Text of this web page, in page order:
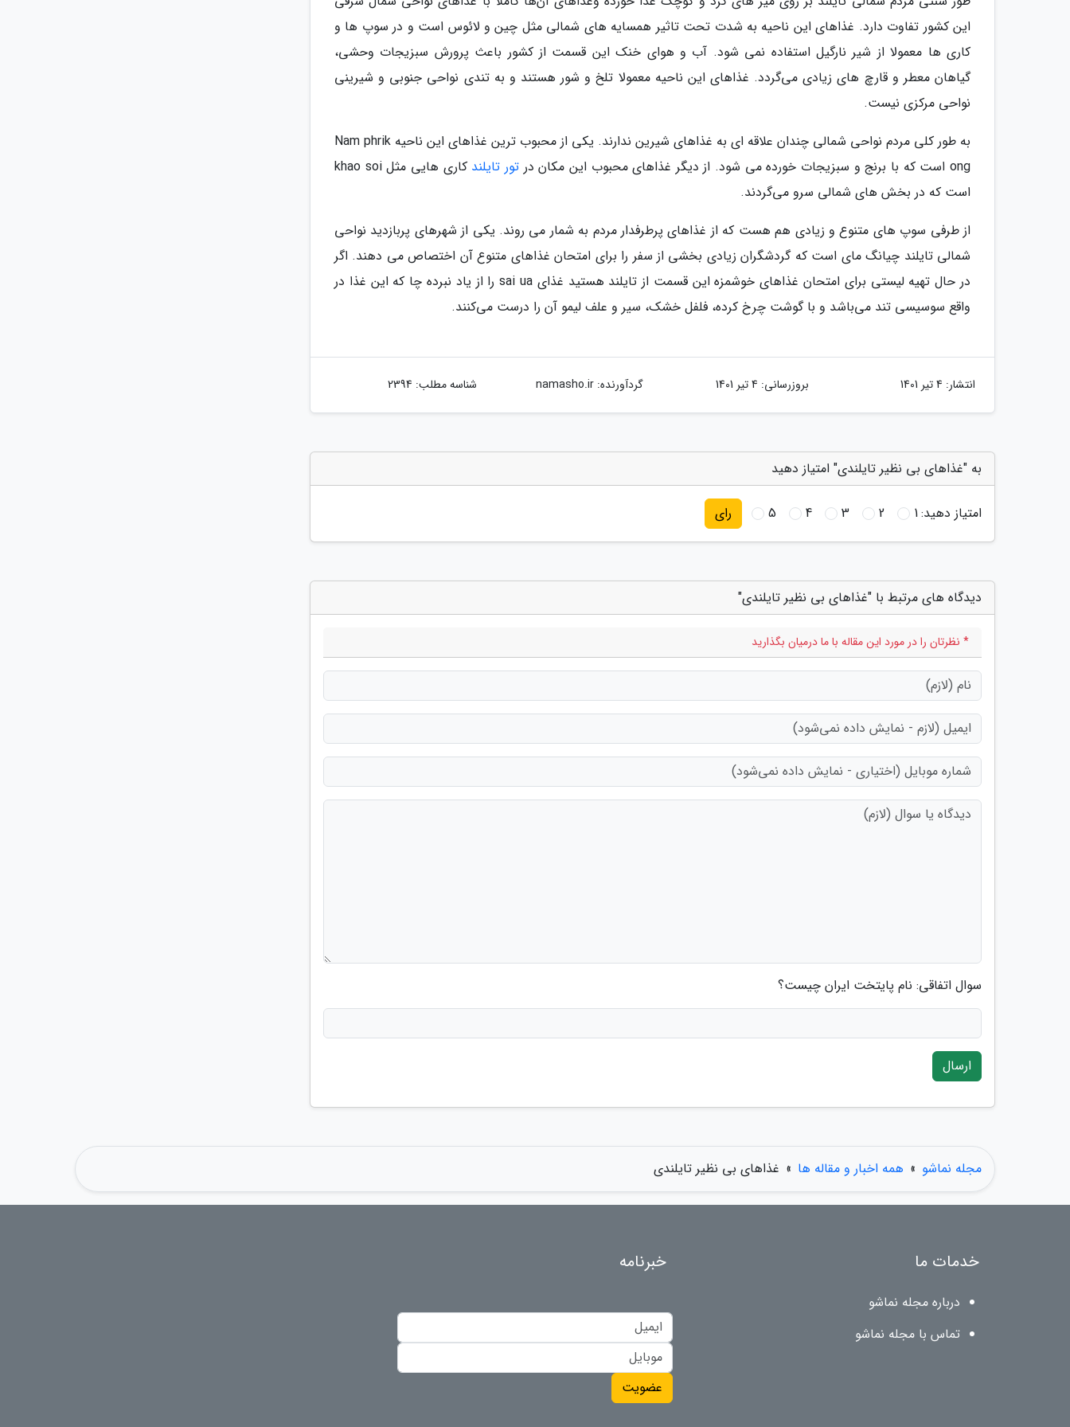
این کشور تفاوت دارد. غذاهای این ناحیه به شدت تحت تاثیر همسایه های شمالی مثل چین و لائوس است و در سوپ ها و
کاری ها معمولا از شیر نارگیل استفاده نمی شود. آب و هوای خنک این قسمت از کشور باعث پرورش سبزیجات وحشی،
گیاهان معطر و قارچ های زیادی می‌گردد. غذاهای این ناحیه معمولا تلخ و شور هستند و به تندی نواحی جنوبی و شیرینی
نواحی مرکزی نیست.
به طور کلی مردم نواحی شمالی چندان علاقه ای به غذاهای شیرین ندارند. یکی از محبوب ترین غذاهای این ناحیه Nam phrik
ong است که با برنج و سبزیجات خورده می شود. از دیگر غذاهای محبوب این مکان در
تور تایلند
کاری هایی مثل khao soi
است که در بخش های شمالی سرو می‌گردند.
از طرفی سوپ های متنوع و زیادی هم هست که از غذاهای پرطرفدار مردم به شمار می روند. یکی از شهرهای پربازدید نواحی
شمالی تایلند چیانگ مای است که گردشگران زیادی بخشی از سفر را برای امتحان غذاهای متنوع آن اختصاص می دهند. اگر
در حال تهیه لیستی برای امتحان غذاهای خوشمزه این قسمت از تایلند هستید غذای sai ua را از یاد نبرده چا که این غذا در
واقع سوسیسی تند می‌باشد و با گوشت چرخ کرده، فلفل خشک، سیر و علف لیمو آن را درست می‌کنند.
انتشار: 4 تیر 1401 بروزرسانی: 4 تیر 1401 گردآورنده:namasho.ir شناسه مطلب: 2394
به "غذاهای بی نظیر تایلندی" امتیاز دهید
امتیاز دهید:1
2
3
4
5 رای
دیدگاه های مرتبط با "غذاهای بی نظیر تایلندی"
* نظرتان را در مورد این مقاله با ما درمیان بگذارید
سوال اتفاقی: نام پایتخت ایران چیست؟
ارسال
مجله نماشو » همه اخبار و مقاله ها » غذاهای بی نظیر تایلندی
خدمات ما
درباره مجله نماشو
تماس با مجله نماشو
خبرنامه
عضویت